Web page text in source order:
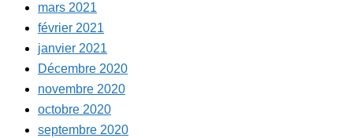
mars 2021
février 2021
janvier 2021
Décembre 2020
novembre 2020
octobre 2020
septembre 2020